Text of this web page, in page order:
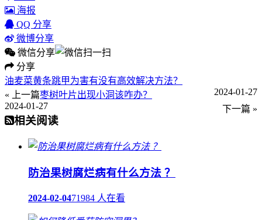
海报
QQ 分享
微博分享
微信分享
分享
油麦菜黄条跳甲为害有没有高效解决方法？
« 上一篇
2024-01-27
枣树叶片出现小洞该咋办？
下一篇 »
2024-01-27
相关阅读
防治果树腐烂病有什么方法 ？
2024-02-0471984 人在看